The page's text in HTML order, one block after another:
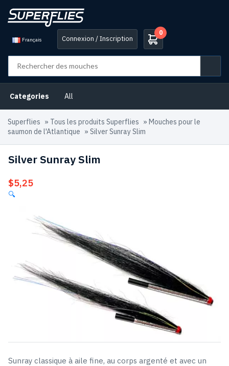
Français Connexion / Inscription
0
Categories All
Superflies » Tous les produits Superflies » Mouches pour le
saumon de l'Atlantique » Silver Sunray Slim
Silver Sunray Slim
$5,25
🔍
Sunray classique à aile fine, au corps argenté et avec un